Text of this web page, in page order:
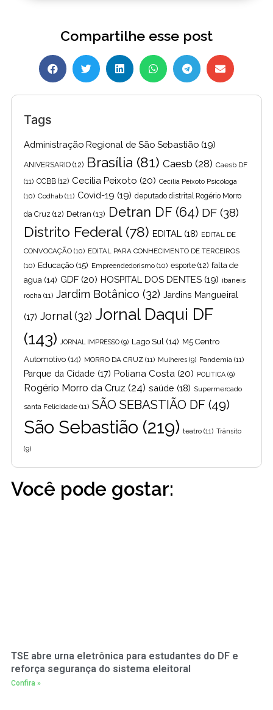
Compartilhe esse post
Tags
Administração Regional de São Sebastião (19)
ANIVERSARIO (12) Brasília (81) Caesb (28) Caesb DF
(11) CCBB (12) Cecilia Peixoto (20) Cecília Peixoto Psicóloga
(10) Codhab (11) Covid-19 (19) deputado distrital Rogério Morro
da Cruz (12) Detran (13) Detran DF(64) DF (38)
Distrito Federal(78) EDITAL (18) EDITAL DE
CONVOCAÇÃO (10) EDITAL PARA CONHECIMENTO DE TERCEIROS
(10) Educação (15) Empreendedorismo (10) esporte (12) falta de
agua (14) GDF (20) HOSPITAL DOS DENTES (19) ibaneis
rocha (11) Jardim Botânico (32) Jardins Mangueiral
(17) Jornal(32) Jornal Daqui DF
(143) JORNAL IMPRESSO (9) Lago Sul (14) M5 Centro
Automotivo (14) MORRO DA CRUZ (11) Mulheres (9) Pandemia (11)
Parque da Cidade (17) Poliana Costa (20) POLITICA (9)
Rogério Morro da Cruz (24) saúde (18) Supermercado
santa Felicidade (11) SÃO SEBASTIÃO DF (49)
São Sebastião (219) teatro (11) Trânsito
(9)
Você pode gostar:
TSE abre urna eletrônica para estudantes do DF e
reforça segurança do sistema eleitoral
Confira »